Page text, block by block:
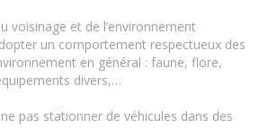
voisinage et de l’environnement
un comportement respectueux des
en général : faune, flore,
divers,…
ne pas stationner de véhicules dans des